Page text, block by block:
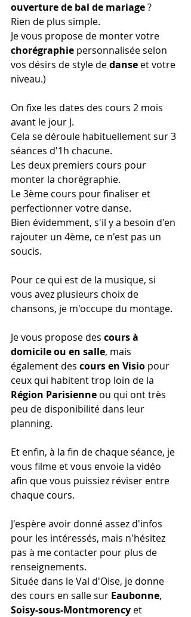
ouverture de bal de mariage ?
Rien de plus simple.
Je vous propose de monter votre
chorégraphie personnalisée selon
vos désirs de style de danse et votre
niveau.)
On fixe les dates des cours 2 mois
avant le jour J.
Cela se déroule habituellement sur 3
séances d'1h chacune.
Les deux premiers cours pour
monter la chorégraphie.
Le 3ème cours pour finaliser et
perfectionner votre danse.
Bien évidemment, s'il y a besoin d'en
rajouter un 4ème, ce n'est pas un
soucis.
Pour ce qui est de la musique, si
vous avez plusieurs choix de
chansons, je m'occupe du montage.
Je vous propose des cours à
domicile ou en salle, mais
également des cours en Visio pour
ceux qui habitent trop loin de la
Région Parisienne ou qui ont très
peu de disponibilité dans leur
planning.
Et enfin, à la fin de chaque séance, je
vous filme et vous envoie la vidéo
afin que vous puissiez réviser entre
chaque cours.
J'espère avoir donné assez d'infos
pour les intéressés, mais n'hésitez
pas à me contacter pour plus de
renseignements.
Située dans le Val d'Oise, je donne
des cours en salle sur Eaubonne,
Soisy-sous-Montmorency et